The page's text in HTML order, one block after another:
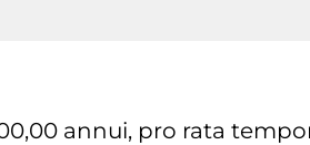
annui, pro rata